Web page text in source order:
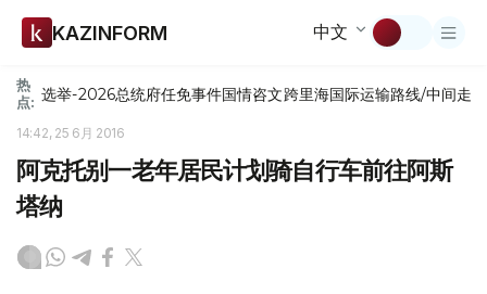
KAZINFORM 中文
热
点: 选举-2026总统府任免事件国情咨文跨里海国际运输路线/中间走廊
14:42, 25 6月 2016
阿克托别一老年居民计划骑自行车前往阿斯
塔纳